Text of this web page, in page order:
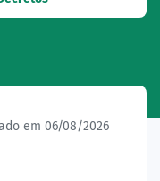
em 06/08/2026